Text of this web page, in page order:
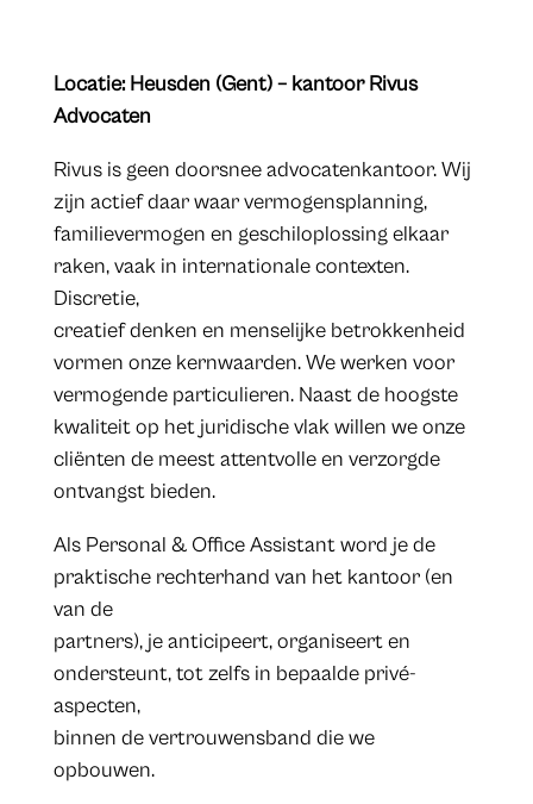
Locatie: Heusden (Gent) – kantoor Rivus
Advocaten
Rivus is geen doorsnee advocatenkantoor. Wij
zijn actief daar waar vermogensplanning,
familievermogen en geschiloplossing elkaar
raken, vaak in internationale contexten.
Discretie,
creatief denken en menselijke betrokkenheid
vormen onze kernwaarden. We werken voor
vermogende particulieren. Naast de hoogste
kwaliteit op het juridische vlak willen we onze
cliënten de meest attentvolle en verzorgde
ontvangst bieden.
Als Personal & Office Assistant word je de
praktische rechterhand van het kantoor (en
van de
partners), je anticipeert, organiseert en
ondersteunt, tot zelfs in bepaalde privé-
aspecten,
binnen de vertrouwensband die we
opbouwen.